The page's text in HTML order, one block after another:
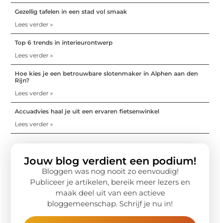
Gezellig tafelen in een stad vol smaak
Lees verder »
Top 6 trends in interieurontwerp
Lees verder »
Hoe kies je een betrouwbare slotenmaker in Alphen aan den
Rijn?
Lees verder »
Accuadvies haal je uit een ervaren fietsenwinkel
Lees verder »
Jouw blog verdient een podium!
Bloggen was nog nooit zo eenvoudig!
Publiceer je artikelen, bereik meer lezers en
maak deel uit van een actieve
bloggemeenschap. Schrijf je nu in!